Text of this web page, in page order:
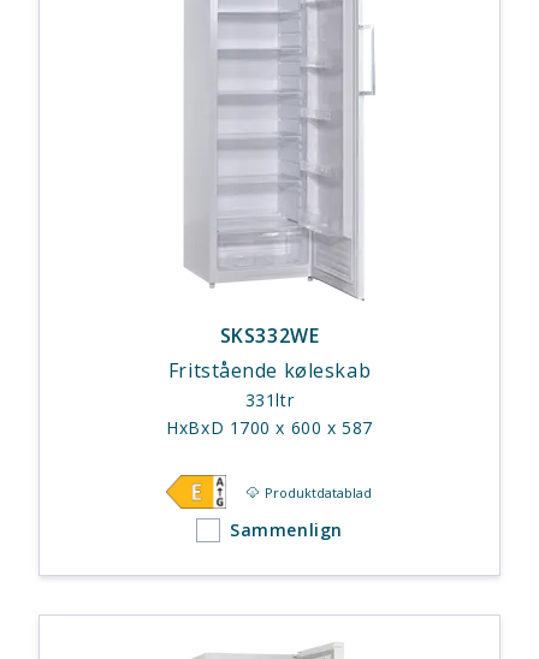
SKS332WE
Fritstående køleskab
331ltr
HxBxD 1700 x 600 x 587
Produktdatablad
Sammenlign